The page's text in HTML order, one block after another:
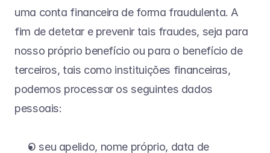
uma conta financeira de forma fraudulenta. A
fim de detetar e prevenir tais fraudes, seja para
nosso próprio benefício ou para o benefício de
terceiros, tais como instituições financeiras,
podemos processar os seguintes dados
pessoais:
O seu apelido, nome próprio, data de